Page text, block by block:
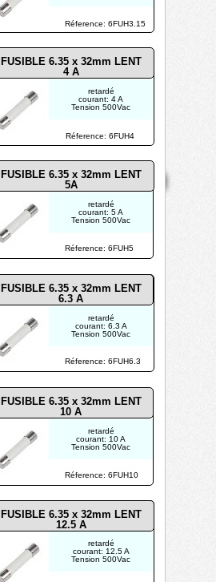
Copyright 2026
Mis à jour le
05/08/2026
Créé par
TECHTRONIK
Contact
Home
Réference: 6FUH3.15
retardé
courant: 5 A
Tension 500Vac
FUSIBLE 6.35 x 32mm LENT
5A
Réference: 6FUH5
retardé
courant: 12.5 A
Tension 500Vac
FUSIBLE 6.35 x 32mm LENT
12.5 A
Réference: 6FUH4
Réference: 6FUH6.3
Réference: 6FUH10
retardé
courant: 4 A
Tension 500Vac
retardé
courant: 6.3 A
Tension 500Vac
retardé
courant: 10 A
Tension 500Vac
FUSIBLE 6.35 x 32mm LENT
4 A
FUSIBLE 6.35 x 32mm LENT
6.3 A
FUSIBLE 6.35 x 32mm LENT
10 A